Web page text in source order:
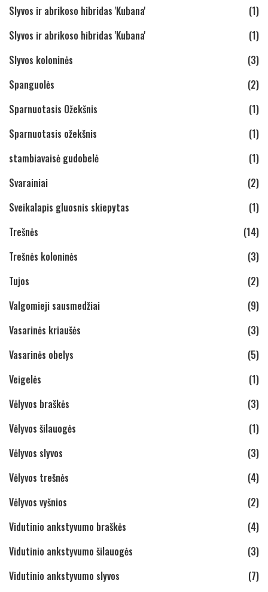
Slyvos ir abrikoso hibridas 'Kubana'
(1)
Slyvos ir abrikoso hibridas 'Kubana'
(1)
Slyvos koloninės
(3)
Spanguolės
(2)
Sparnuotasis Ožekšnis
(1)
Sparnuotasis ožekšnis
(1)
stambiavaisė gudobelė
(1)
Svarainiai
(2)
Sveikalapis gluosnis skiepytas
(1)
Trešnės
(14)
Trešnės koloninės
(3)
Tujos
(2)
Valgomieji sausmedžiai
(9)
Vasarinės kriaušės
(3)
Vasarinės obelys
(5)
Veigelės
(1)
Vėlyvos braškės
(3)
Vėlyvos šilauogės
(1)
Vėlyvos slyvos
(3)
Vėlyvos trešnės
(4)
Vėlyvos vyšnios
(2)
Vidutinio ankstyvumo braškės
(4)
Vidutinio ankstyvumo šilauogės
(3)
Vidutinio ankstyvumo slyvos
(7)